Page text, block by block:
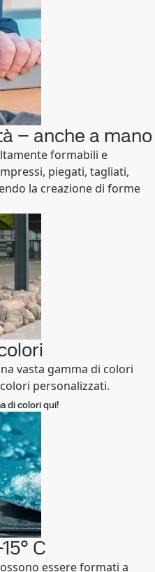
– anche a mano
formabili e
piegati, tagliati,
la creazione di forme
vasta gamma di colori
personalizzati.
di colori qui!
C
essere formati a